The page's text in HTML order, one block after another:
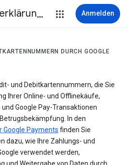
Datenschutzerklärung & Nutzungsbedingungen Anmelden
DURCH GOOGLE
und Debitkartennummern, die Sie
Ihrer Online- und Offlinekäufe,
Google Pay-Transaktionen
In den
Google Payments finden Sie
dazu, wie Ihre Zahlungs- und
verwendet werden,